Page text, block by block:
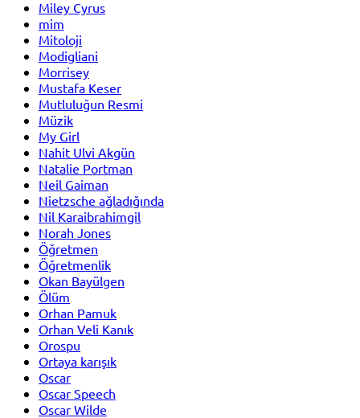
Miley Cyrus
mim
Mitoloji
Modigliani
Morrisey
Mustafa Keser
Mutluluğun Resmi
Müzik
My Girl
Nahit Ulvi Akgün
Natalie Portman
Neil Gaiman
Nietzsche ağladığında
Nil Karaibrahimgil
Norah Jones
Öğretmen
Öğretmenlik
Okan Bayülgen
Ölüm
Orhan Pamuk
Orhan Veli Kanık
Orospu
Ortaya karışık
Oscar
Oscar Speech
Oscar Wilde